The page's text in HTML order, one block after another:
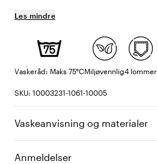
Les mindre
Vaskeråd: Maks 75°CMiljøvennlig4 lommer
SKU: 10003231-1061-10005
Vaskeanvisning og materialer
Anmeldelser